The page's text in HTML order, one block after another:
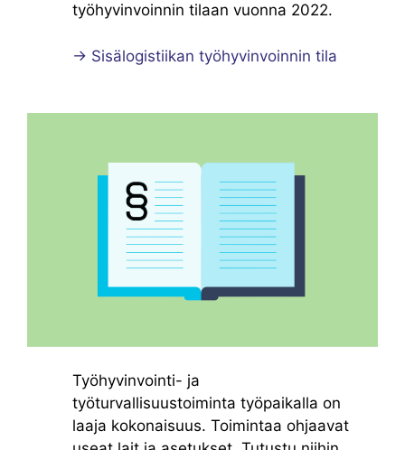
työhyvinvoinnin tilaan vuonna 2022.
→ Sisälogistiikan työhyvinvoinnin tila
Työhyvinvointi- ja
työturvallisuustoiminta työpaikalla on
laaja kokonaisuus. Toimintaa ohjaavat